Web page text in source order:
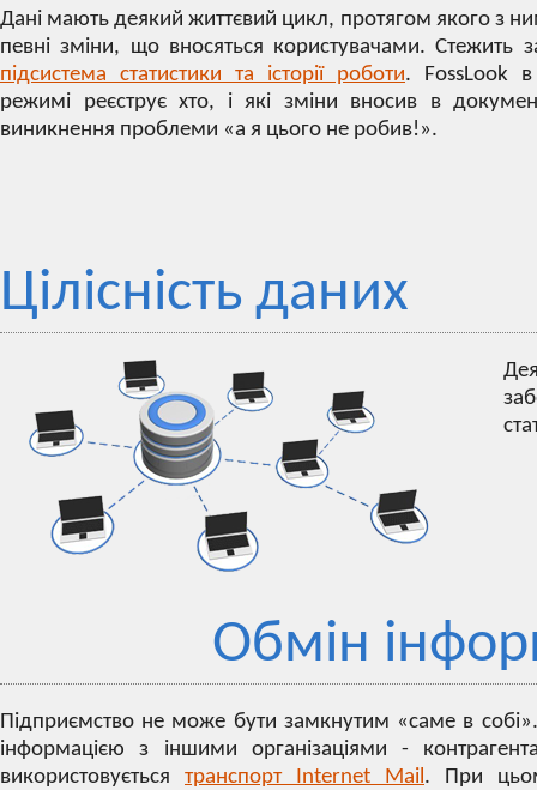
Дані мають деякий життєвий цикл, протягом якого з
певні зміни, що вносяться користувачами. Стежить
підсистема статистики та історії роботи. FossLook
режимі реєструє хто, і які зміни вносив в
виникнення проблеми «а я цього не робив!».
Цілісність даних
Обмін
Підприємство не може бути замкнутим «саме в
інформацією з іншими організаціями -
використовується транспорт Internet Mail. При